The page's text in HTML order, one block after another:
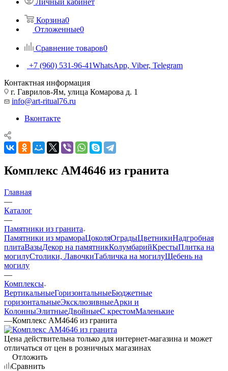
Личный кабинет
Корзина0
Отложенные0
Сравнение товаров0
+7 (960) 531-96-41WhatsApp, Viber, Telegram
Контактная информация
г. Гаврилов-Ям, улица Комарова д. 1
info@art-ritual76.ru
Вконтакте
Комплекс AM4646 из гранита
Главная
—
Каталог
—
Памятники из гранита
Памятники из мрамораЦоколяОградыЦветникиНадгробная
плитаВазыДекор на памятникКолумбарийКрестыПлитка на
могилуСтолики, ЛавочкиТабличка на могилуЩебень на
могилу
—
Комплексы
ВертикальныеГоризонтальныеБюджетные
горизонтальныеЭксклюзивныеАрки и
КолонныЭлитныеДвойныеС крестомМаленькие
—Комплекс AM4646 из гранита
Цена действительна только для интернет-магазина и может
отличаться от цен в розничных магазинах
Отложить
Сравнить